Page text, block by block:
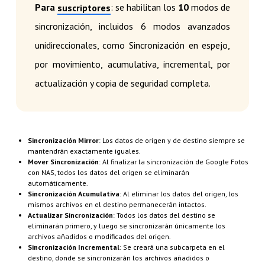
Para suscriptores: se habilitan los 10 modos de
sincronización, incluidos 6 modos avanzados
unidireccionales, como Sincronización en espejo,
por movimiento, acumulativa, incremental, por
actualización y copia de seguridad completa.
Sincronización Mirror: Los datos de origen y de destino siempre se
mantendrán exactamente iguales.
Mover Sincronización: Al finalizar la sincronización de Google Fotos
con NAS, todos los datos del origen se eliminarán
automáticamente.
Sincronización Acumulativa: Al eliminar los datos del origen, los
mismos archivos en el destino permanecerán intactos.
Actualizar Sincronización: Todos los datos del destino se
eliminarán primero, y luego se sincronizarán únicamente los
archivos añadidos o modificados del origen.
Sincronización Incremental: Se creará una subcarpeta en el
destino, donde se sincronizarán los archivos añadidos o